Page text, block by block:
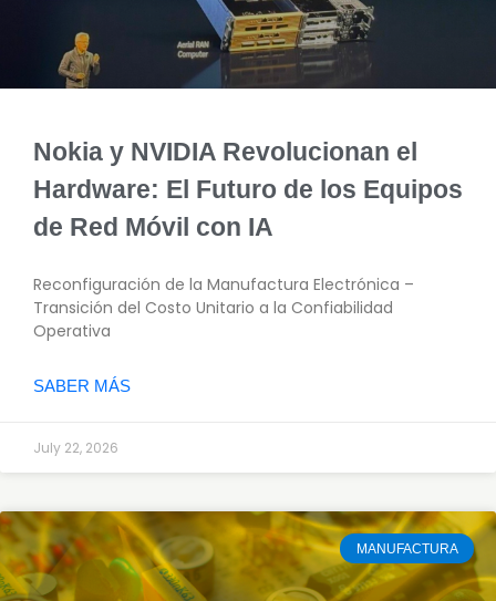
Nokia y NVIDIA Revolucionan el
Hardware: El Futuro de los Equipos
de Red Móvil con IA
Reconfiguración de la Manufactura Electrónica –
Transición del Costo Unitario a la Confiabilidad
Operativa
SABER MÁS
July 22, 2026
MANUFACTURA